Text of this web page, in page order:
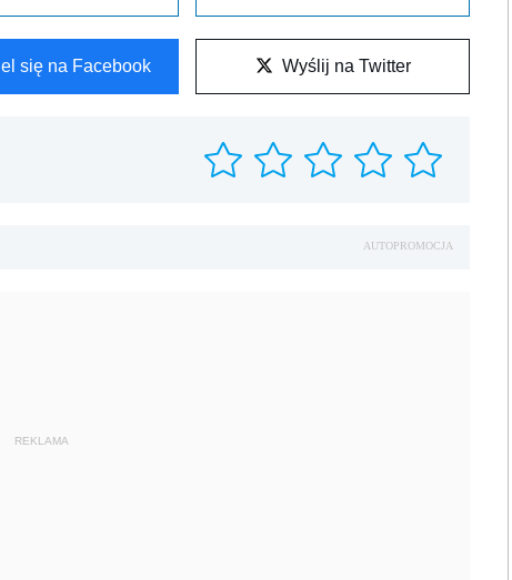
się na Facebook Wyślij na Twitter
AUTOPROMOCJA
REKLAMA